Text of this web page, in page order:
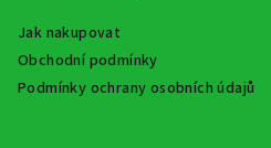
Jak nakupovat
Obchodní podmínky
Podmínky ochrany osobních údajů